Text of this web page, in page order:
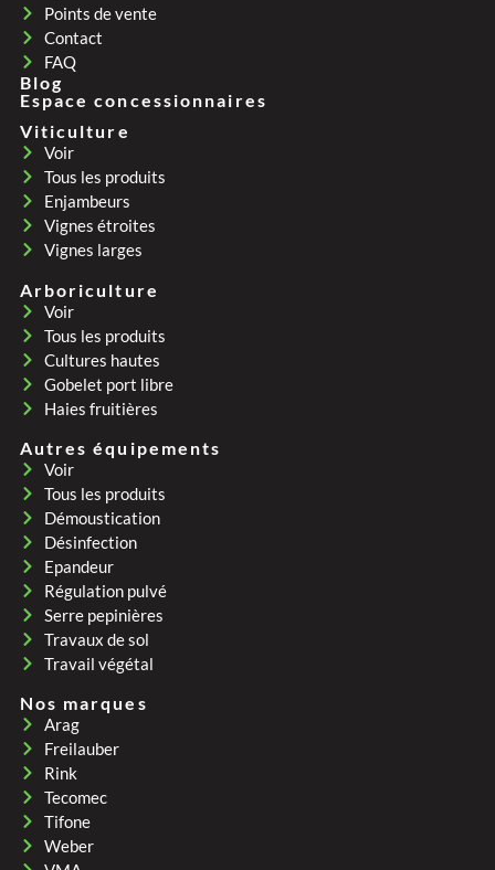
Points de vente
Contact
FAQ
Blog
Espace concessionnaires
Viticulture
Voir
Tous les produits
Enjambeurs
Vignes étroites
Vignes larges
Arboriculture
Voir
Tous les produits
Cultures hautes
Gobelet port libre
Haies fruitières
Autres équipements
Voir
Tous les produits
Démoustication
Désinfection
Epandeur
Régulation pulvé
Serre pepinières
Travaux de sol
Travail végétal
Nos marques
Arag
Freilauber
Rink
Tecomec
Tifone
Weber